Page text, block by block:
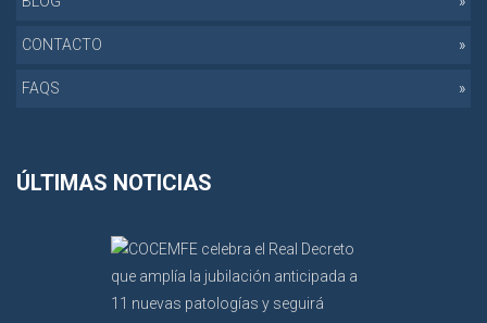
CONTACTO
FAQS
ÚLTIMAS NOTICIAS